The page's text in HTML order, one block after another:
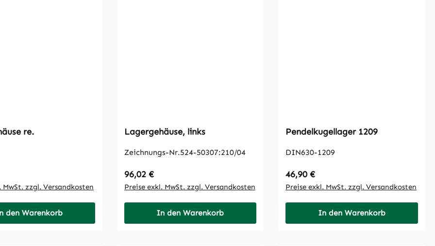
re.
MwSt. zzgl. Versandkosten
den Warenkorb
Lagergehäuse, links
Zeichnungs-Nr.524-50307:210/04
Regulärer Preis:
96,02 €
Preise exkl. MwSt. zzgl. Versandkosten
In den Warenkorb
Pendelkugellager 1209
DIN630-1209
Regulärer Preis:
46,90 €
Preise exkl. MwSt. zzgl. Versandkosten
In den Warenkorb